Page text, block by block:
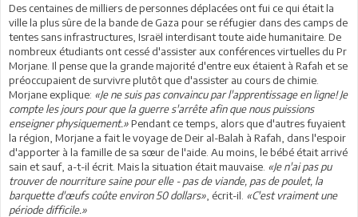
Des centaines de milliers de personnes déplacées ont fui ce qui était la
ville la plus sûre de la bande de Gaza pour se réfugier dans des camps de
tentes sans infrastructures, Israël interdisant toute aide humanitaire. De
nombreux étudiants ont cessé d'assister aux conférences virtuelles du Pr
Morjane. Il pense que la grande majorité d'entre eux étaient à Rafah et se
préoccupaient de survivre plutôt que d'assister au cours de chimie.
Morjane explique: «Je ne suis pas convaincu par l'apprentissage en ligne! Je
compte les jours pour que la guerre s'arrête afin que nous puissions
enseigner physiquement.»Pendant ce temps, alors que d'autres fuyaient
la région, Morjane a fait le voyage de Deir al-Balah à Rafah, dans l'espoir
d'apporter à la famille de sa sœur de l'aide. Au moins, le bébé était arrivé
sain et sauf, a-t-il écrit. Mais la situation était mauvaise. «Je n'ai pas pu
trouver de nourriture saine pour elle - pas de viande, pas de poulet, la
barquette d'œufs coûte environ 50 dollars» , écrit-il. «C'est vraiment une
période difficile.»